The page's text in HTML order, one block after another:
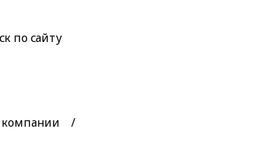
по сайту
компании /